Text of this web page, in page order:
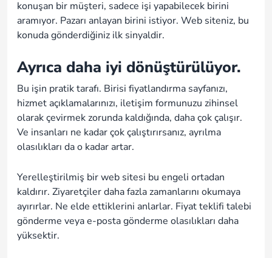
konuşan bir müşteri, sadece işi yapabilecek birini
aramıyor. Pazarı anlayan birini istiyor. Web siteniz, bu
konuda gönderdiğiniz ilk sinyaldir.
Ayrıca daha iyi dönüştürülüyor.
Bu işin pratik tarafı. Birisi fiyatlandırma sayfanızı,
hizmet açıklamalarınızı, iletişim formunuzu zihinsel
olarak çevirmek zorunda kaldığında, daha çok çalışır.
Ve insanları ne kadar çok çalıştırırsanız, ayrılma
olasılıkları da o kadar artar.
Yerelleştirilmiş bir web sitesi bu engeli ortadan
kaldırır. Ziyaretçiler daha fazla zamanlarını okumaya
ayırırlar. Ne elde ettiklerini anlarlar. Fiyat teklifi talebi
gönderme veya e-posta gönderme olasılıkları daha
yüksektir.